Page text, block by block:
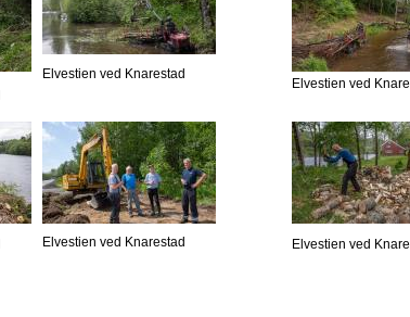
Elvestien ved Knarestad
Elvestien ved
Elvestien ved Knarestad Elvestien ved